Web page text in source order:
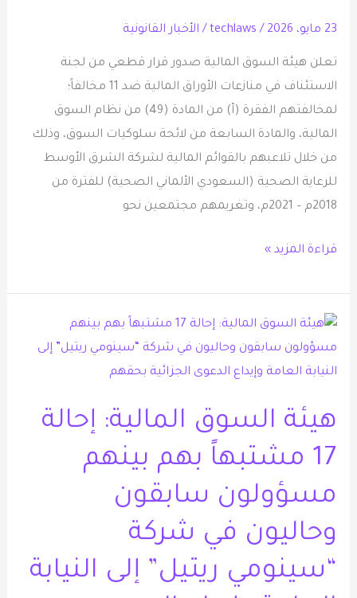
23 مايو، 2026 /
techlaws
/ الأخبار القانونية
تعلن هيئة السوق المالية صدور قرار قطعي من لجنة
الاستئناف في منازعات الأوراق المالية ضد 11 مخالفاً؛
لمخالفتهم الفقرة (أ) من المادة (49) من نظام السوق
المالية، والمادة السابعة من لائحة سلوكيات السوق، وذلك
من خلال تلاعبهم بالقوائم المالية لشركة الشرق الأوسط
للرعاية الصحية (السعودي الألماني الصحية) للفترة من
2018م – 2021م، وتغريمهم مجتمعين نحو
السوق
من
–
2021م
وتغريمهم
مليون
قراءة المزيد »
هيئة السوق المالية: إحالة
17 مشتبهاً بهم بينهم
مسؤولون سابقون
وحاليون في شركة
“سينومي ريتيل” إلى النيابة
هيئة
السوق
المالية:
17
مشتبهاً
بهم
بينهم
سابقون
وحاليون